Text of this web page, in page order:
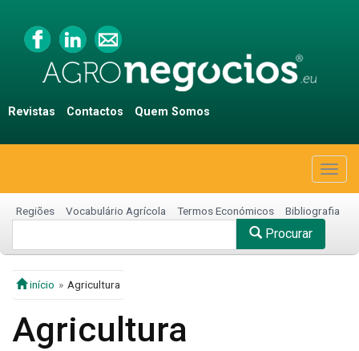
Revistas Contactos Quem Somos
Regiões Vocabulário Agrícola Termos Económicos Bibliografia
Procurar
início Agricultura
Agricultura